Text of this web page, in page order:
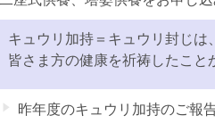
キュウリ加持＝キュウリ封じ
皆さま方の健康を祈祷したこと
昨年度のキュウリ加持のご報